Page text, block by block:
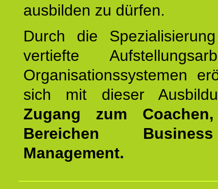
ausbilden zu dürfen.
Durch die
vertiefte
Organisationssystemen
sich mit dieser
Zugang zum
Bereichen
Management.